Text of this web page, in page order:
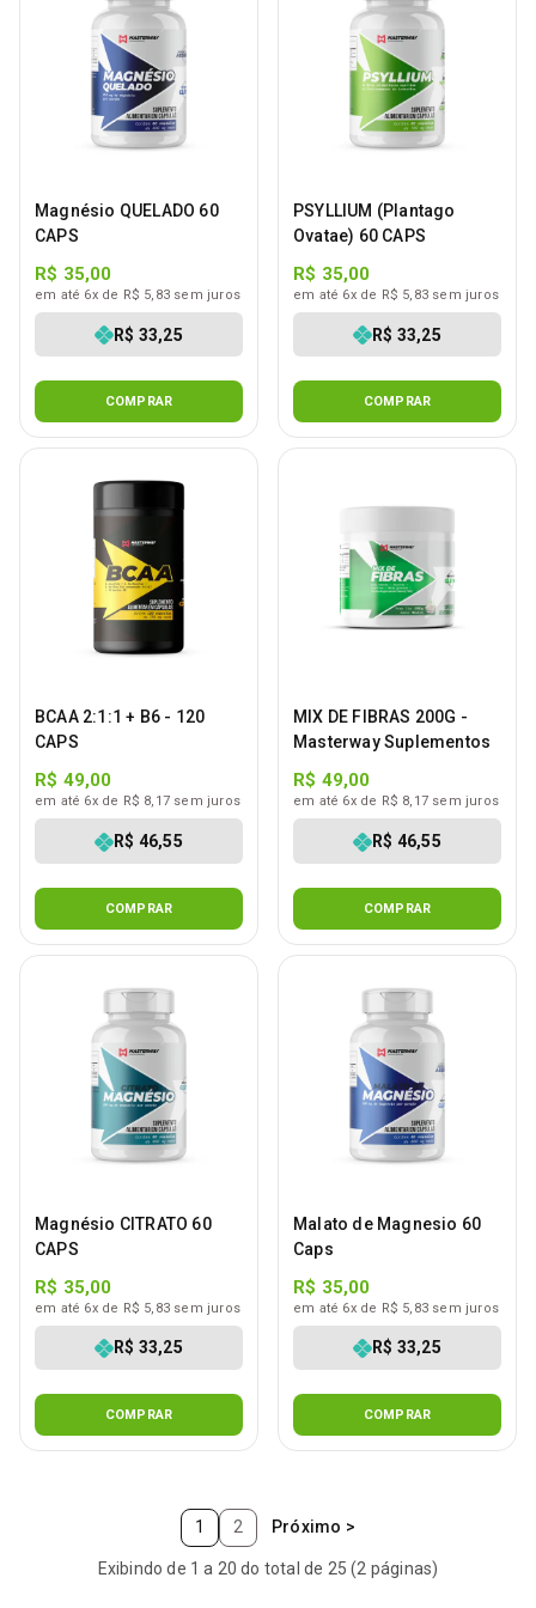
Magnésio QUELADO 60
CAPS
R$ 35,00
R$ 33,25
em até 6x de R$ 5,83 sem juros
COMPRAR
PSYLLIUM (Plantago
Ovatae) 60 CAPS
R$ 35,00
R$ 33,25
em até 6x de R$ 5,83 sem juros
COMPRAR
BCAA 2:1:1 + B6 - 120
CAPS
R$ 49,00
R$ 46,55
em até 6x de R$ 8,17 sem juros
COMPRAR
MIX DE FIBRAS 200G -
Masterway Suplementos
R$ 49,00
R$ 46,55
em até 6x de R$ 8,17 sem juros
COMPRAR
Magnésio CITRATO 60
CAPS
R$ 35,00
R$ 33,25
em até 6x de R$ 5,83 sem juros
COMPRAR
Malato de Magnesio 60
Caps
R$ 35,00
R$ 33,25
em até 6x de R$ 5,83 sem juros
COMPRAR
1 2 Próximo >
Exibindo de 1 a 20 do total de 25 (2 páginas)